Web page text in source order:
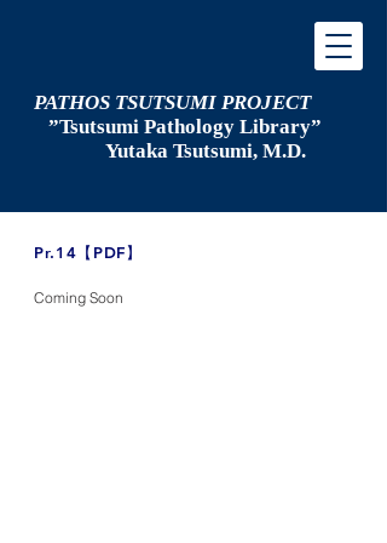
PATHOS TSUTSUMI PROJECT
”Tsutsumi Pathology Library”
Yutaka Tsutsumi, M.D.
​Pr.14【PDF】
Coming Soon